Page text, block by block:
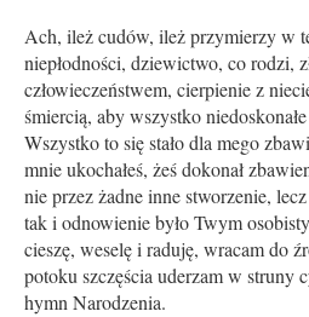
Ach, ileż cudów, ileż przymierzy w
niepłodności, dziewictwo, co rodzi,
człowieczeństwem, cierpienie z
śmiercią, aby wszystko
Wszystko to się stało dla mego
mnie ukochałeś, żeś dokonał
nie przez żadne inne stworzenie,
tak i odnowienie było Twym
cieszę, weselę i raduję, wracam do
potoku szczęścia uderzam w struny
hymn Narodzenia.